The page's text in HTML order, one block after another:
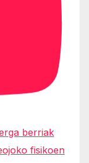
berriak
fisikoen